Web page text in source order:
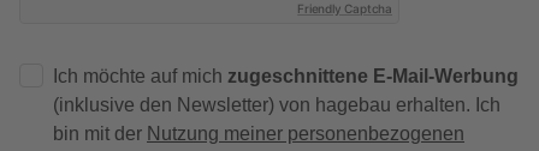
Friendly Captcha
Ich möchte auf mich zugeschnittene E-Mail-Werbung
(inklusive den Newsletter) von hagebau erhalten. Ich
bin mit der Nutzung meiner personenbezogenen